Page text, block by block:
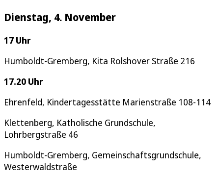
Dienstag, 4. November
17 Uhr
Humboldt-Gremberg, Kita Rolshover Straße 216
17.20 Uhr
Ehrenfeld, Kindertagesstätte Marienstraße 108-114
Klettenberg, Katholische Grundschule,
Lohrbergstraße 46
Humboldt-Gremberg, Gemeinschaftsgrundschule,
Westerwaldstraße